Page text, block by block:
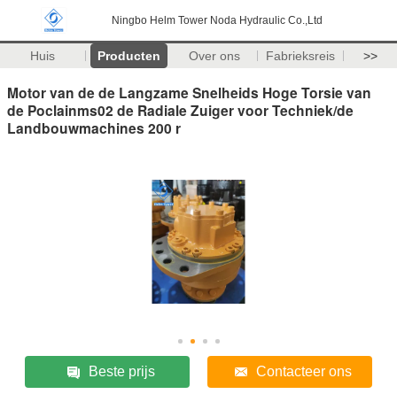
Ningbo Helm Tower Noda Hydraulic Co.,Ltd
Huis Producten Over ons Fabrieksreis >>
Motor van de de Langzame Snelheids Hoge Torsie van
de Poclainms02 de Radiale Zuiger voor Techniek/de
Landbouwmachines 200 r
Beste prijs Contacteer ons